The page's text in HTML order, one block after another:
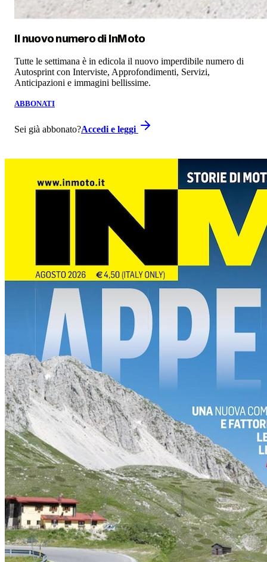
Il nuovo numero di InMoto
Tutte le settimana è in edicola il nuovo imperdibile numero di
Autosprint con Interviste, Approfondimenti, Servizi,
Anticipazioni e immagini bellissime.
ABBONATI
Sei già abbonato?Accedi e leggi